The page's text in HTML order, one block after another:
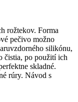
rožtekov. Forma
pečivo možno
silikónu,
čistia, po použití ich
skladné.
rúry. Návod s